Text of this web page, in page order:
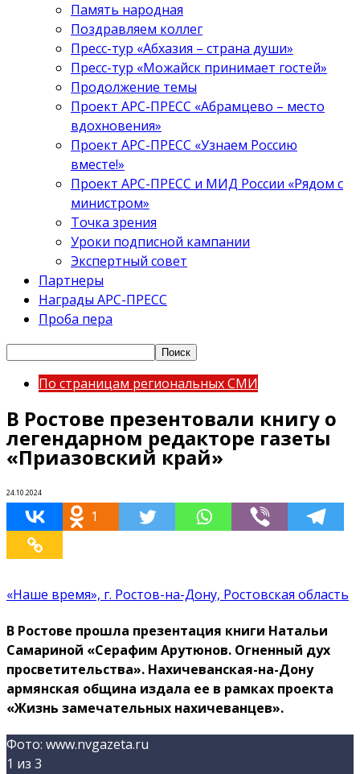
Память народная
Поздравляем коллег
Пресс-тур «Абхазия – страна души»
Пресс-тур «Можайск принимает гостей»
Продолжение темы
Проект АРС-ПРЕСС «Абрамцево – место
вдохновения»
Проект АРС-ПРЕСС «Узнаем Россию
вместе!»
Проект АРС-ПРЕСС и МИД России «Рядом с
министром»
Точка зрения
Уроки подписной кампании
Экспертный совет
Партнеры
Награды АРС-ПРЕСС
Проба пера
По страницам региональных СМИ
В Ростове презентовали книгу о
легендарном редакторе газеты
«Приазовский край»
24.10.2024
1
«Наше время», г. Ростов-на-Дону, Ростовская область
В Ростове прошла презентация книги Натальи
Самариной «Серафим Арутюнов. Огненный дух
просветительства». Нахичеванская-на-Дону
армянская община издала ее в рамках проекта
«Жизнь замечательных нахичеванцев».
Фото: www.nvgazeta.ru
1 из 3